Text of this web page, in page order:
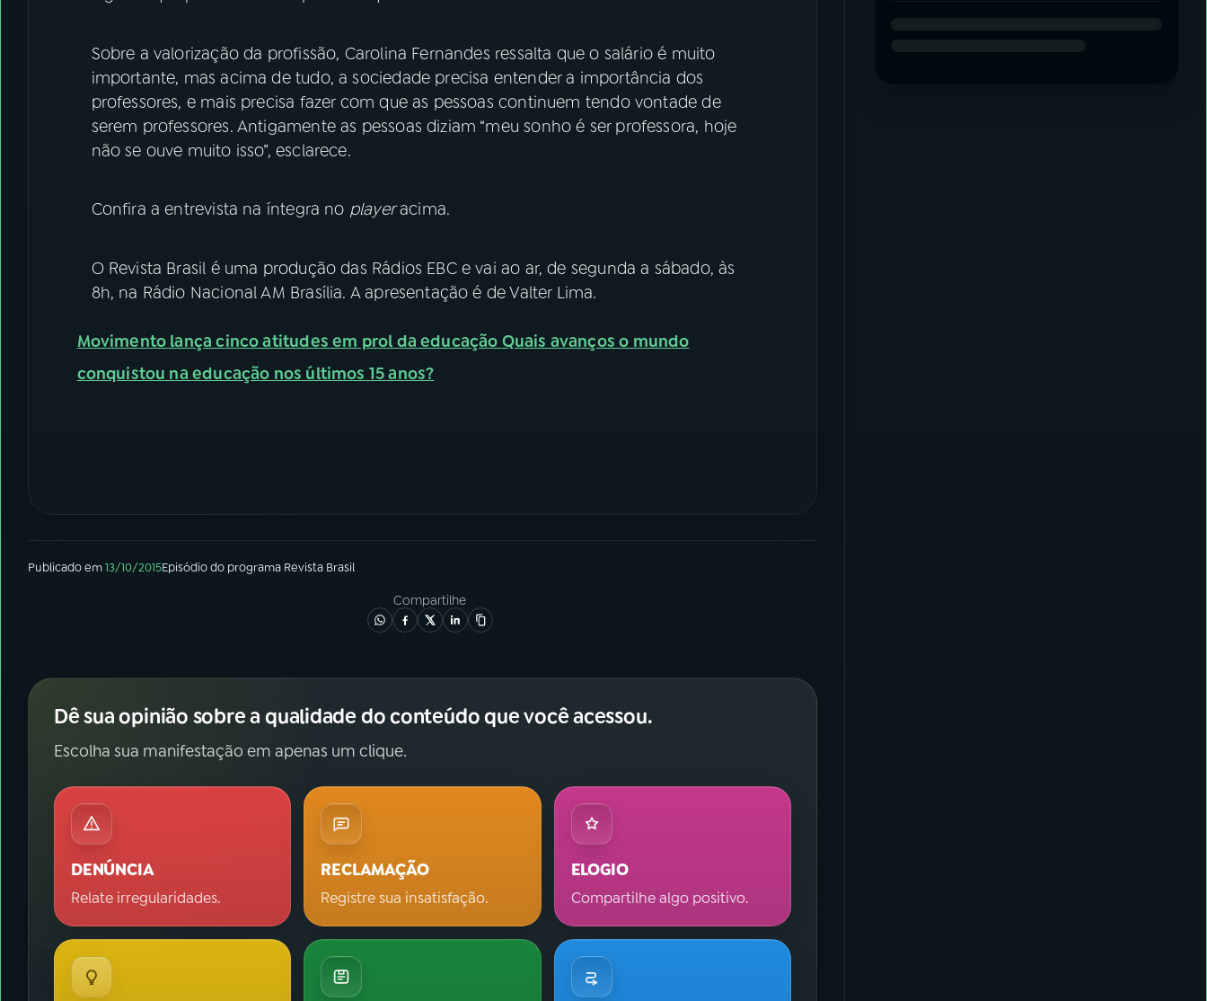
Sobre a valorização da profissão, Carolina Fernandes ressalta que o salário é muito
importante, mas acima de tudo, a sociedade precisa entender a importância dos
professores, e mais precisa fazer com que as pessoas continuem tendo vontade de
serem professores. Antigamente as pessoas diziam “meu sonho é ser professora, hoje
não se ouve muito isso”, esclarece.
Confira a entrevista na íntegra no playeracima.
O Revista Brasil é uma produção das Rádios EBC e vai ao ar, de segunda a sábado, às
8h, na Rádio Nacional AM Brasília. A apresentação é de Valter Lima.
Movimento lança cinco atitudes em prol da educação Quais avanços o mundo
conquistou na educação nos últimos 15 anos?
Publicado em13/10/2015Episódiodo programa Revista Brasil
Compartilhe
Dê sua opinião sobre a qualidade do conteúdo que você acessou.
Escolha sua manifestação em apenas um clique.
DENÚNCIA
Relate irregularidades.
RECLAMAÇÃO
Registre sua insatisfação.
ELOGIO
Compartilhe algo positivo.